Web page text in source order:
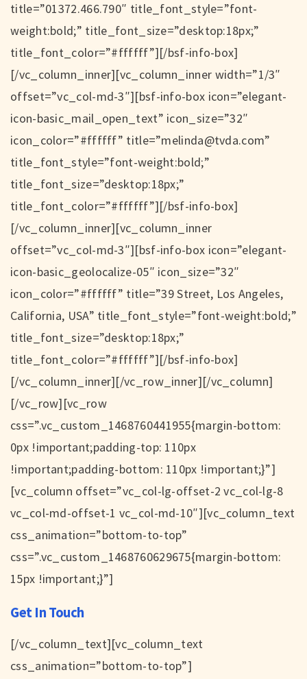
title=”01372.466.790″ title_font_style=”font-
weight:bold;” title_font_size=”desktop:18px;”
title_font_color=”#ffffff”][/bsf-info-box]
[/vc_column_inner][vc_column_inner width=”1/3″
offset=”vc_col-md-3″][bsf-info-box icon=”elegant-
icon-basic_mail_open_text” icon_size=”32″
icon_color=”#ffffff” title=”melinda@tvda.com”
title_font_style=”font-weight:bold;”
title_font_size=”desktop:18px;”
title_font_color=”#ffffff”][/bsf-info-box]
[/vc_column_inner][vc_column_inner
offset=”vc_col-md-3″][bsf-info-box icon=”elegant-
icon-basic_geolocalize-05″ icon_size=”32″
icon_color=”#ffffff” title=”39 Street, Los Angeles,
California, USA” title_font_style=”font-weight:bold;”
title_font_size=”desktop:18px;”
title_font_color=”#ffffff”][/bsf-info-box]
[/vc_column_inner][/vc_row_inner][/vc_column]
[/vc_row][vc_row
css=”.vc_custom_1468760441955{margin-bottom:
0px !important;padding-top: 110px
!important;padding-bottom: 110px !important;}”]
[vc_column offset=”vc_col-lg-offset-2 vc_col-lg-8
vc_col-md-offset-1 vc_col-md-10″][vc_column_text
css_animation=”bottom-to-top”
css=”.vc_custom_1468760629675{margin-bottom:
15px !important;}”]
Get In Touch
[/vc_column_text][vc_column_text
css_animation=”bottom-to-top”]